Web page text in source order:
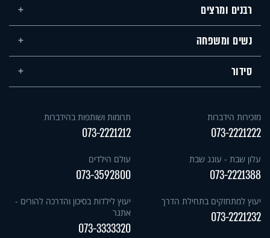
רבנים ומרצים
נשים ומשפחה
סידור
מזכירות הידברות
073-2221222
תרומות ושותפות בהידברות
073-2221212
עלון שבת - עונג שבת
073-2221388
עולם הילדים
073-3592800
יעוץ למתחזקים בתחילת הדרך
073-2221232
יעוץ לילדות בסיכון והדרכה להורים -
אתגר
073-3333320